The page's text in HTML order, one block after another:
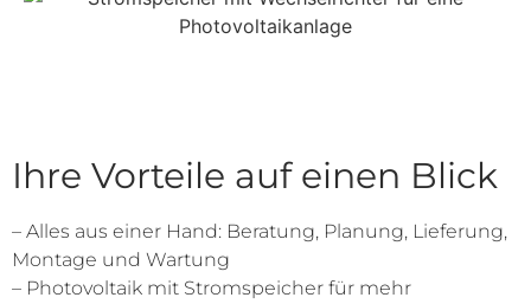
Ihre Vorteile auf einen Blick
– Alles aus einer Hand: Beratung, Planung, Lieferung,
Montage und Wartung
– Photovoltaik mit Stromspeicher für mehr